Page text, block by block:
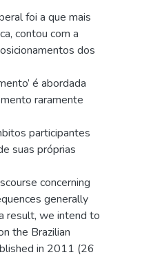
foi a que mais
contou com a
dos
é abordada
raramente
participantes
suas próprias
concerning
generally
result, we intend to
the Brazilian
in 2011 (26